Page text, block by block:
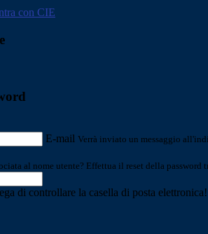
con CIE
E-mail Verrà inviato un messaggio
al nome utente? Effettua il reset della password
di controllare la casella di posta elettronica!